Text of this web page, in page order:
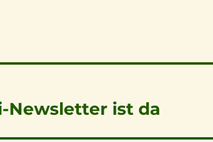
Newsletter ist da